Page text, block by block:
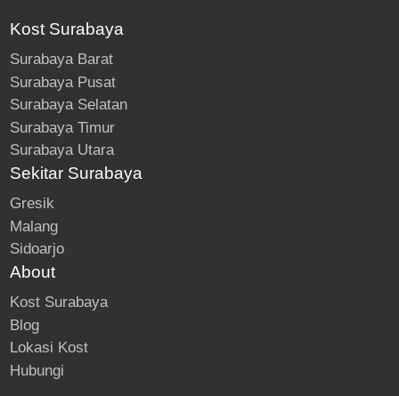
Kost Surabaya
Surabaya Barat
Surabaya Pusat
Surabaya Selatan
Surabaya Timur
Surabaya Utara
Sekitar Surabaya
Gresik
Malang
Sidoarjo
About
Kost Surabaya
Blog
Lokasi Kost
Hubungi